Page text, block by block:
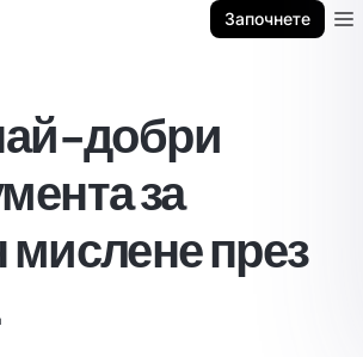
Започнете
добри
за
мислене през